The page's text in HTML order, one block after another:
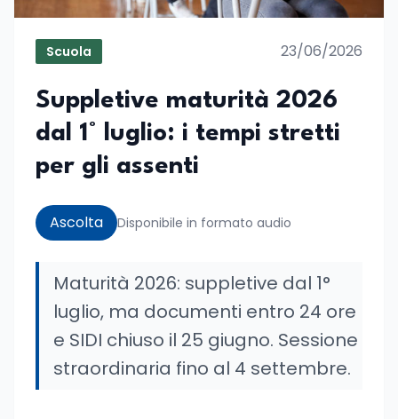
Scuola 23/06/2026
Suppletive maturità 2026
dal 1° luglio: i tempi stretti
per gli assenti
Ascolta Disponibile in formato audio
Maturità 2026: suppletive dal 1°
luglio, ma documenti entro 24 ore
e SIDI chiuso il 25 giugno. Sessione
straordinaria fino al 4 settembre.